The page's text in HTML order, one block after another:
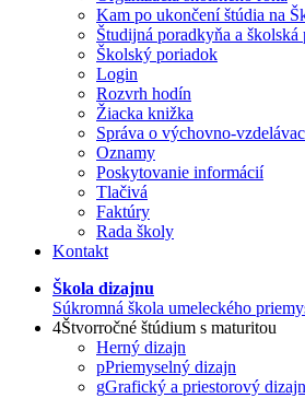
Kam po ukončení štúdia na
Študijná poradkyňa a školská
Školský poriadok
Login
Rozvrh hodín
Žiacka knižka
Správa o výchovno-
Oznamy
Poskytovanie informácií
Tlačivá
Faktúry
Rada školy
Kontakt
Škola dizajnu
Súkromná škola umeleckého
4Štvorročné štúdium s maturitou
Herný dizajn
pPriemyselný dizajn
gGrafický a priestorový dizajn